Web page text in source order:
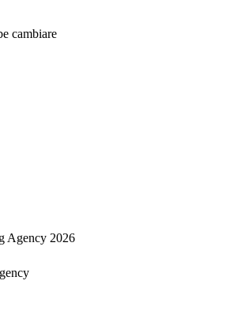
cambiare
Agency 2026